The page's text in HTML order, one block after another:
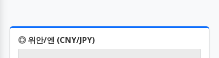
◎ 위안/엔 (CNY/JPY)